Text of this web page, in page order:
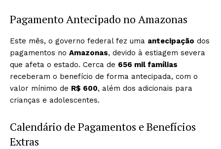
Pagamento Antecipado no Amazonas
Este mês, o governo federal fez uma antecipação dos
pagamentos no Amazonas, devido à estiagem severa
que afeta o estado. Cerca de 656 mil famílias
receberam o benefício de forma antecipada, com o
valor mínimo de R$ 600, além dos adicionais para
crianças e adolescentes.
Calendário de Pagamentos e Benefícios
Extras